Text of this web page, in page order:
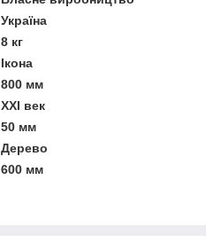
Україна
8 кг
Ікона
800 мм
XXI век
50 мм
Дерево
600 мм